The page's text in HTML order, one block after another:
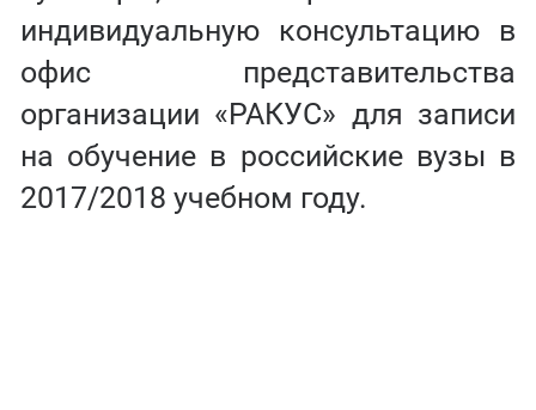
индивидуальную консультацию в
офис представительства
организации «РАКУС» для записи
на обучение в российские вузы в
2017/2018 учебном году.